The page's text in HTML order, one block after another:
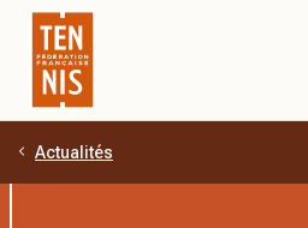
Aller au contenu principal
Actualités